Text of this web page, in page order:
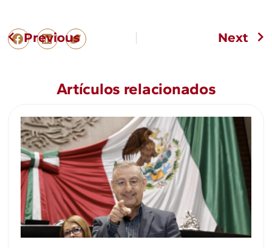
Previous Next
Artículos relacionados